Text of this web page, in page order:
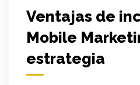
Ventajas de
Mobile
estrategia